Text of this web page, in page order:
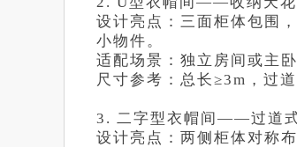
设计亮点：三面柜体包围
小物件。
适配场景：独立房间或主
尺寸参考：总长≥3m，过道
3. 二字型衣帽间——过道
设计亮点：两侧柜体对称